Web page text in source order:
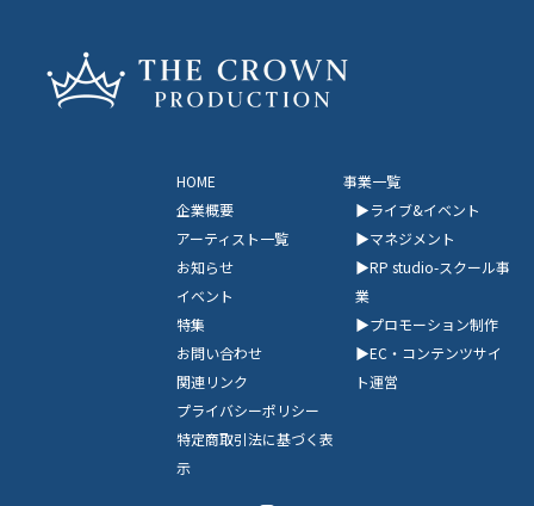
HOME
企業概要
アーティスト一覧
お知らせ
イベント
特集
お問い合わせ
関連リンク
プライバシーポリシー
特定商取引法に基づく表
示
事業一覧
ライブ&イベント
マネジメント
RP studio-スクール事
業
プロモーション制作
EC・コンテンツサイ
ト運営